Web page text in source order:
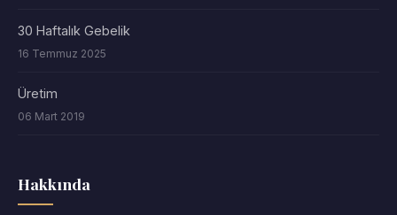
30 Haftalık Gebelik
16 Temmuz 2025
Üretim
06 Mart 2019
Hakkında